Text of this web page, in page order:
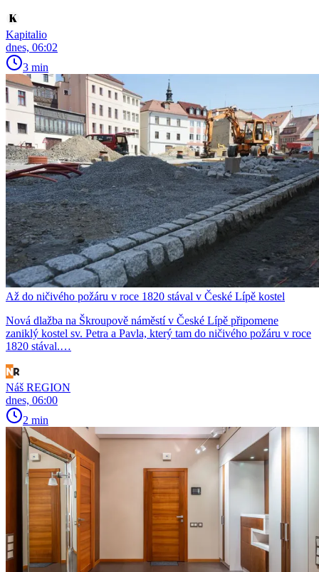
Kapitalio
dnes, 06:02
3 min
Až do ničivého požáru v roce 1820 stával v České Lípě kostel
Nová dlažba na Škroupově náměstí v České Lípě připomene
zaniklý kostel sv. Petra a Pavla, který tam do ničivého požáru v roce
1820 stával.…
Náš REGION
dnes, 06:00
2 min